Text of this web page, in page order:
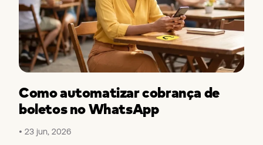
Como automatizar cobrança de
boletos no WhatsApp
23 jun, 2026